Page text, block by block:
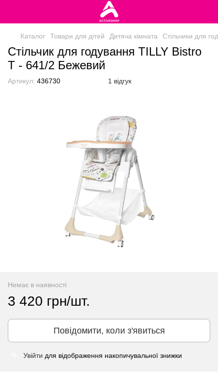
Каталог Товари для дітей Дитяча кімната Стільчики для
Стільчик для годування TILLY Bistro
T - 641/2 Бежевий
Артикул: 436730 1 відгук
Немає в наявності
3 420 грн/шт.
Повідомити, коли з'явиться
Увійти для відображення накопичувальної знижки